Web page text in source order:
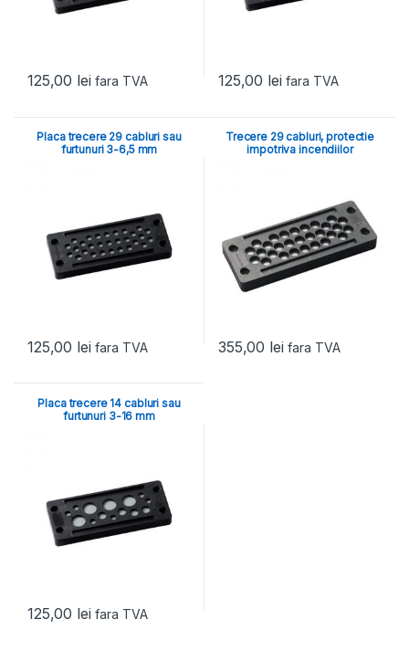
125,00 lei fara TVA 125,00 lei fara TVA
Placa trecere 29 cabluri sau
furtunuri 3-6,5 mm
125,00 lei fara TVA
Trecere 29 cabluri, protectie
impotriva incendiilor
355,00 lei fara TVA
Placa trecere 14 cabluri sau
furtunuri 3-16 mm
125,00 lei fara TVA